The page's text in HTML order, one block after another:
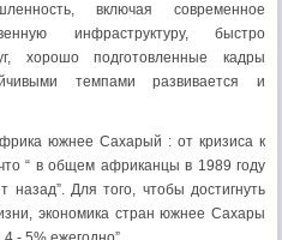
включая современное
инфраструктуру, быстро
хорошо подготовленные кадры
темпами развивается и
южнее Сахарый : от кризиса к
“ в общем африканцы в 1989 году
Для того, чтобы достигнуть
экономика стран южнее Сахары